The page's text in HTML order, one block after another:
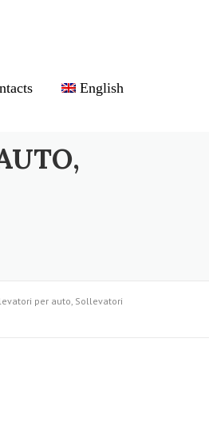
English
per auto, Sollevatori